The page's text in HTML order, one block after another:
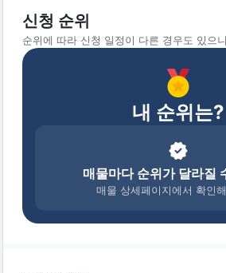
신청 순위
순위에 따라 신청 일정이 다른 경우도 있으
내 순위는?
매물마다 순위가 달라질
매물 상세페이지에서 확인